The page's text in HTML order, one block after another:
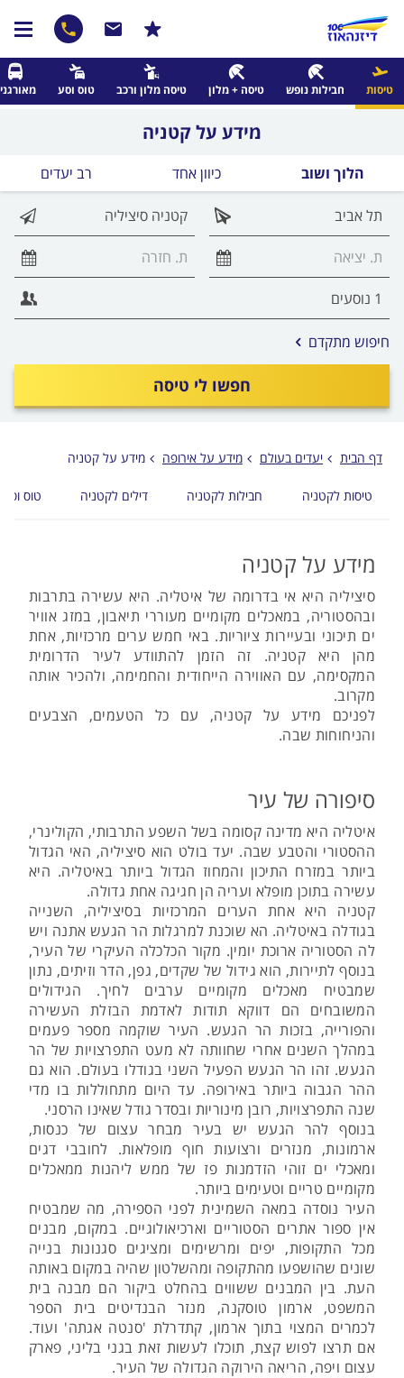
טיסות חבילות נופש טיסה + מלון טיסה מלון ורכב טוס וסע
מידע על קטניה
הלוך ושוב כיוון אחד רב יעדים
חפשו לי טיסה
חיפוש מתקדם אפשרויות
החיפוש
לפני
דף הבית יעדים בעולם מידע על אירופה מידע על קטניה
טיסות לקטניה חבילות לקטניה דילים לקטניה טוס
מידע על קטניה
סיציליה היא אי בדרומה של איטליה. היא עשירה בתרבות
ובהסטוריה, במאכלים מקומיים מעוררי תיאבון, במזג אוויר
ים תיכוני ובעיירות ציוריות. באי חמש ערים מרכזיות, אחת
מהן היא קטניה. זה הזמן להתוודע לעיר הדרומית
המקסימה, עם האווירה הייחודית והחמימה, ולהכיר אותה
מקרוב.
לפניכם מידע על קטניה, עם כל הטעמים, הצבעים
והניחוחות שבה.
סיפורה של עיר
איטליה היא מדינה קסומה בשל השפע התרבותי, הקולינרי,
ההסטורי והטבע שבה. יעד בולט הוא סיציליה, האי הגדול
ביותר במזרח התיכון והמחוז הגדול ביותר באיטליה. היא
עשירה בתוכן מופלא ועריה הן חגיגה אחת גדולה.
קטניה היא אחת הערים המרכזיות בסיציליה, השנייה
בגודלה באיטליה. הא שוכנת למרגלות הר הגעש אתנה ויש
לה הסטוריה ארוכת יומין. מקור הכלכלה העיקרי של העיר,
בנוסף לתיירות, הוא גידול של שקדים, גפן, הדר וזיתים, נתון
שמבטיח מאכלים מקומיים ערבים לחיך. הגידולים
המשובחים הם דווקא תודות לאדמת הבזלת העשירה
והפורייה, בזכות הר הגעש. העיר שוקמה מספר פעמים
במהלך השנים אחרי שחוותה לא מעט התפרצויות של הר
הגעש. זהו הר הגעש הפעיל השני בגודלו בעולם. הוא גם
ההר הגבוה ביותר באירופה. עד היום מתחוללות בו מדי
שנה התפרצויות, רובן מינוריות ובסדר גודל שאינו הרסני.
בנוסף להר הגעש יש בעיר מבחר עצום של כנסות,
ארמונות, מנזרים ורצועות חוף מופלאות. לחובבי דגים
ומאכלי ים זוהי הזדמנות פז של ממש ליהנות ממאכלים
מקומיים טריים וטעימים ביותר.
העיר נוסדה במאה השמינית לפני הספירה, מה שמבטיח
אין ספור אתרים הסטוריים וארכיאולוגיים. במקום, מבנים
מכל התקופות, יפים ומרשימים ומציגים סגנונות בנייה
שונים שהושפעו מהתקופה ומהשלטון שהיה במקום באותה
העת. בין המבנים ששווים בהחלט ביקור הם מבנה בית
המשפט, ארמון טוסקנה, מנזר הבנדיטים בית הספר
לכמרים המצוי בתוך ארמון, קתדרלת 'סנטה אגתה' ועוד.
אם תרצו לפוש קצת, תוכלו לעשות זאת בגני בליני, פארק
עצום ויפה, הריאה הירוקה הגדולה של העיר.